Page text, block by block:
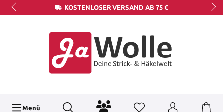
KOSTENLOSER VERSAND AB 75 €
Menü